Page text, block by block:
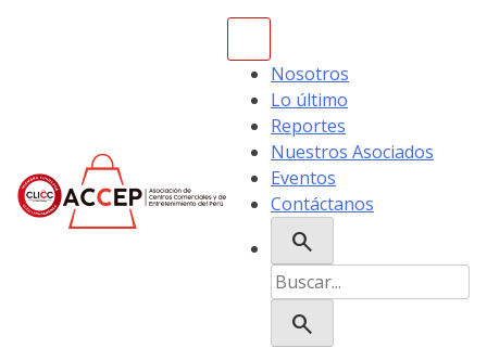
Nosotros
Lo último
Reportes
Nuestros Asociados
Eventos
Contáctanos
search
Buscar:
search